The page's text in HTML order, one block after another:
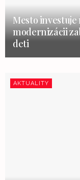
Mesto
modernizácii
deti
AKTUALITY